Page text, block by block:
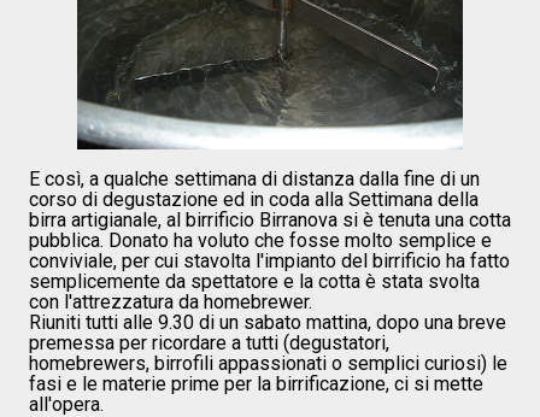
E così, a qualche settimana di distanza dalla fine di un
corso di degustazione ed in coda alla Settimana della
birra artigianale, al birrificio Birranova si è tenuta una cotta
pubblica. Donato ha voluto che fosse molto semplice e
conviviale, per cui stavolta l'impianto del birrificio ha fatto
semplicemente da spettatore e la cotta è stata svolta
con l'attrezzatura da homebrewer.
Riuniti tutti alle 9.30 di un sabato mattina, dopo una breve
premessa per ricordare a tutti (degustatori,
homebrewers, birrofili appassionati o semplici curiosi) le
fasi e le materie prime per la birrificazione, ci si mette
all'opera.